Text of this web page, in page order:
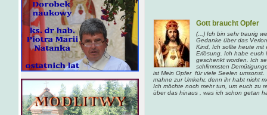
Gott braucht Opfer
(...) Ich bin sehr traurig
Gedanke über das
Kind, Ich sollte heute mit
Erlösung. Ich habe euch
geschenkt worden. Ich
schlimmsten
ist Mein Opfer für viele Seelen
mahne zur Umkehr, denn ihr habt nicht
Ich möchte noch mehr tun, um euch zu
über das hinaus , was ich schon getan